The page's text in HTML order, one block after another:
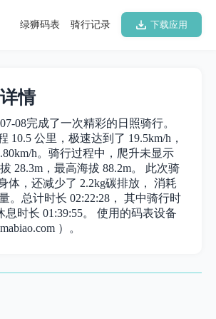
下载应用
骑行记录
绿狮码表
情
08完成了一次精彩的日照骑行。
10.5 公里，极速达到了 19.5km/h，
h。骑行过程中，爬升未显示
28.3m，最高海拔 88.2m。 此次骑
体，还减少了 2.2kg碳排放， 消耗
。总计时长 02:22:28， 其中骑行时
息时长 01:39:55。 使用的码表设备
）。